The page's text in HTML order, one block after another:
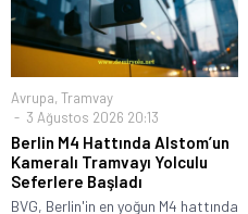
Avrupa, Tramvay
3 Ağustos 2026 20:13
Berlin M4 Hattında Alstom’un
Kameralı Tramvayı Yolculu
Seferlere Başladı
BVG, Berlin'in en yoğun M4 hattında